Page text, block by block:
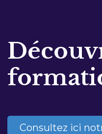
Consultez ici